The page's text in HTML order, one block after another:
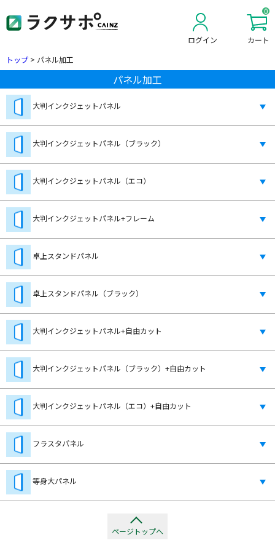
ログイン
0
カート
トップ > パネル加工
パネル加工
大判インクジェットパネル
大判インクジェットパネル（ブラック）
大判インクジェットパネル（エコ）
大判インクジェットパネル+フレーム
卓上スタンドパネル
卓上スタンドパネル（ブラック）
大判インクジェットパネル+自由カット
大判インクジェットパネル（ブラック）+自由カット
大判インクジェットパネル（エコ）+自由カット
フラスタパネル
等身大パネル
ページトップへ